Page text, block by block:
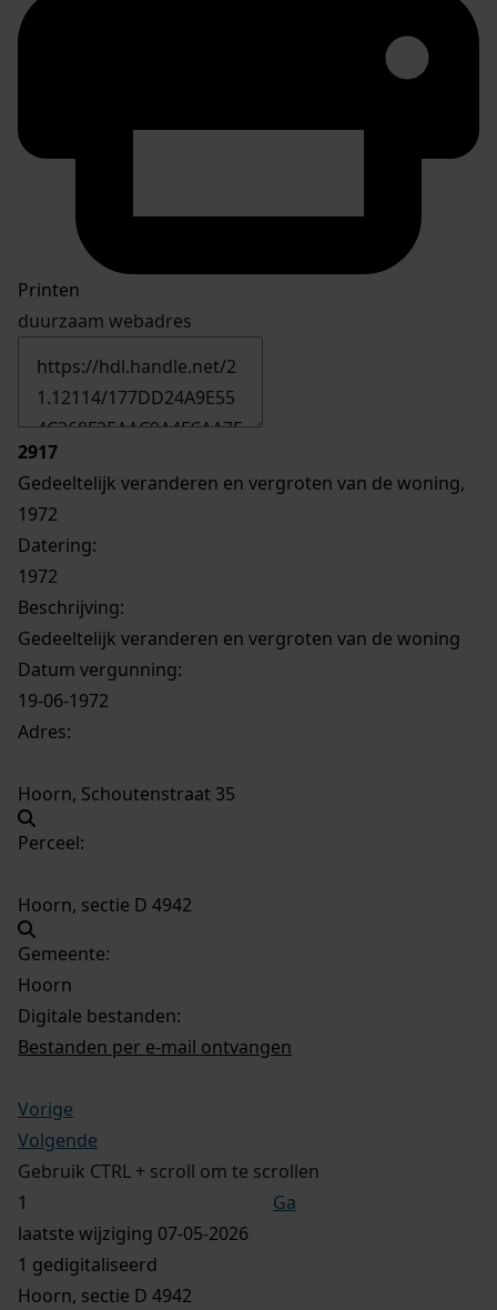
Printen
duurzaam webadres
2917
Gedeeltelijk veranderen en vergroten van de woning,
1972
Datering:
1972
Beschrijving:
Gedeeltelijk veranderen en vergroten van de woning
Datum vergunning:
19-06-1972
Adres:
Hoorn, Schoutenstraat 35
Perceel:
Hoorn, sectie D 4942
Gemeente:
Hoorn
Digitale bestanden:
Bestanden per e-mail ontvangen
Vorige
Volgende
Gebruik CTRL + scroll om te scrollen
Ga
laatste wijziging 07-05-2026
1 gedigitaliseerd
Hoorn, sectie D 4942